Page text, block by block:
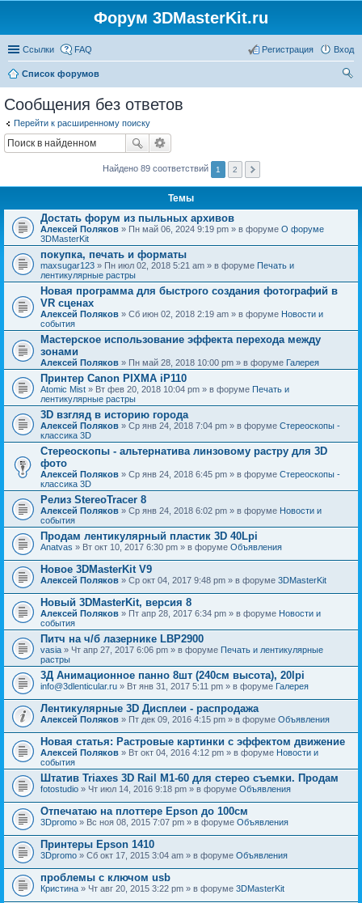
Форум 3DMasterKit.ru
Ссылки FAQ Вход
Регистрация
Список форумов
Сообщения без ответов
Перейти к расширенному поиску
Найдено 89 соответствий 1 2
Темы
Достать форум из пыльных архивов
Алексей Поляков » Пн май 06, 2024 9:19 pm » в форуме О форуме
3DMasterKit
покупка, печать и форматы
maxsugar123 » Пн июл 02, 2018 5:21 am » в форуме Печать и
лентикулярные растры
Новая программа для быстрого создания фотографий в
VR сценах
Алексей Поляков » Сб июн 02, 2018 2:19 am » в форуме Новости и
события
Мастерское использование эффекта перехода между
зонами
Алексей Поляков » Пн май 28, 2018 10:00 pm » в форуме Галерея
Принтер Canon PIXMA iP110
Atomic Mist » Вт фев 20, 2018 10:04 pm » в форуме Печать и
лентикулярные растры
3D взгляд в историю города
Алексей Поляков » Ср янв 24, 2018 7:04 pm » в форуме Стереоскопы -
классика 3D
Стереоскопы - альтернатива линзовому растру для 3D
фото
Алексей Поляков » Ср янв 24, 2018 6:45 pm » в форуме Стереоскопы -
классика 3D
Релиз StereoTracer 8
Алексей Поляков » Ср янв 24, 2018 6:02 pm » в форуме Новости и
события
Продам лентикулярный пластик 3D 40Lpi
Anatvas » Вт окт 10, 2017 6:30 pm » в форуме Объявления
Новое 3DMasterKit V9
Алексей Поляков » Ср окт 04, 2017 9:48 pm » в форуме 3DMasterKit
Новый 3DMasterKit, версия 8
Алексей Поляков » Пт апр 28, 2017 6:34 pm » в форуме Новости и
события
Питч на ч/б лазернике LBP2900
vasia » Чт апр 27, 2017 6:06 pm » в форуме Печать и лентикулярные
растры
3Д Анимационное панно 8шт (240см высота), 20lpi
info@3dlenticular.ru » Вт янв 31, 2017 5:11 pm » в форуме Галерея
Лентикулярные 3D Дисплеи - распродажа
Алексей Поляков » Пт дек 09, 2016 4:15 pm » в форуме Объявления
Новая статья: Растровые картинки с эффектом движение
Алексей Поляков » Вт окт 04, 2016 4:12 pm » в форуме Новости и
события
Штатив Triaxes 3D Rail M1-60 для стерео съемки. Продам
fotostudio » Чт июл 14, 2016 9:18 pm » в форуме Объявления
Отпечатаю на плоттере Epson до 100см
3Dpromo » Вс ноя 08, 2015 7:07 pm » в форуме Объявления
Принтеры Epson 1410
3Dpromo » Сб окт 17, 2015 3:04 am » в форуме Объявления
проблемы с ключом usb
Кристина » Чт авг 20, 2015 3:22 pm » в форуме 3DMasterKit